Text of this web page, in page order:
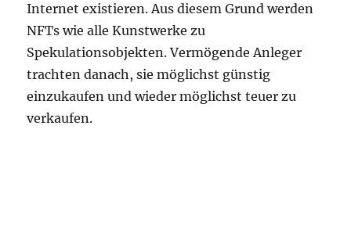
Internet existieren. Aus diesem Grund werden
NFTs wie alle Kunstwerke zu
Spekulationsobjekten. Vermögende Anleger
trachten danach, sie möglichst günstig
einzukaufen und wieder möglichst teuer zu
verkaufen.